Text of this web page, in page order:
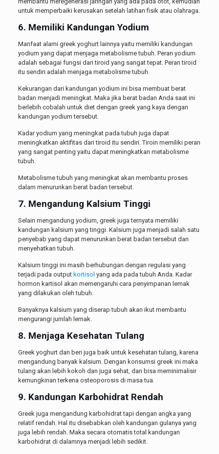
untuk memperbaiki kerusakan setelah latihan fisik atau olahraga.
6. Memiliki Kandungan Yodium
Manfaat alami greek yoghurt lainnya yaitu memiliki kandungan
yodium yang dapat menjaga metabolisme tubuh. Peran yodium
adalah sebagai fungsi dari tiroid yang sangat tepat. Peran tiroid
itu sendiri adalah menjaga metabolisme tubuh.
Kekurangan dari kandungan yodium ini bisa membuat berat
badan menjadi meningkat. Maka jika berat badan Anda saat ini
berlebih cobalah untuk diet dengan greek yang kaya dengan
kandungan yodium tersebut.
Kadar yodium yang meningkat pada tubuh juga dapat
meningkatkan aktifitas dari tiroid itu sendiri. Tiroin memiliki peran
yang sangat penting yaitu dapat meningkatkan metabolisme
tubuh.
Metabolisme tubuh yang meningkat akan membantu proses
dalam menurunkan berat badan tersebut.
7. Mengandung Kalsium Tinggi
Selain mengandung yodium, greek juga ternyata memiliki
kandungan kalsium yang tinggi. Kalsium juga menjadi salah satu
penyebab yang dapat menurunkan berat badan tersebut dan
menyehatkan tubuh.
Kalsium tinggi ini masih berhubungan dengan regulasi yang
terjadi pada output kortisol yang ada pada tubuh Anda. Kadar
hormon kartisol akan memengaruhi cara penyimpanan lemak
yang dilakukan oleh tubuh.
Banyaknya kalsium yang diserap tubuh akan ikut membantu
mengurangi jumlah lemak.
8. Menjaga Kesehatan Tulang
Greek yoghurt dan beri juga baik untuk kesehatan tulang, karena
mengandung banyak kalsium. Dengan konsumsi greek ini maka
tulang akan lebih kokoh dan juga sehat, dan bisa meminimalisir
kemungkinan terkena osteoporosis di masa tua.
9. Kandungan Karbohidrat Rendah
Greek juga mengandung karbohidrat tapi dengan angka yang
relatif rendah. Hal itu disebabkan oleh kandungan gulanya yang
juga lebih rendah. Maka secara otomatis total kandungan
karbohidrat di dalamnya menjadi lebih sedikit.